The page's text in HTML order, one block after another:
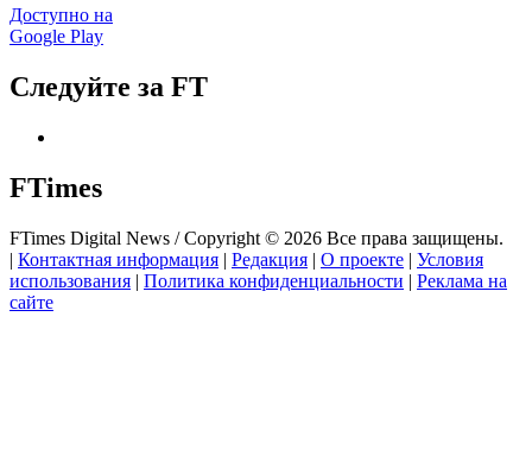
Доступно на
Google Play
Следуйте за FT
FTimes
FTimes Digital News / Copyright © 2026 Все права защищены.
| Контактная информация | Редакция | О проекте | Условия
использования | Политика конфиденциальности | Реклама на
сайте